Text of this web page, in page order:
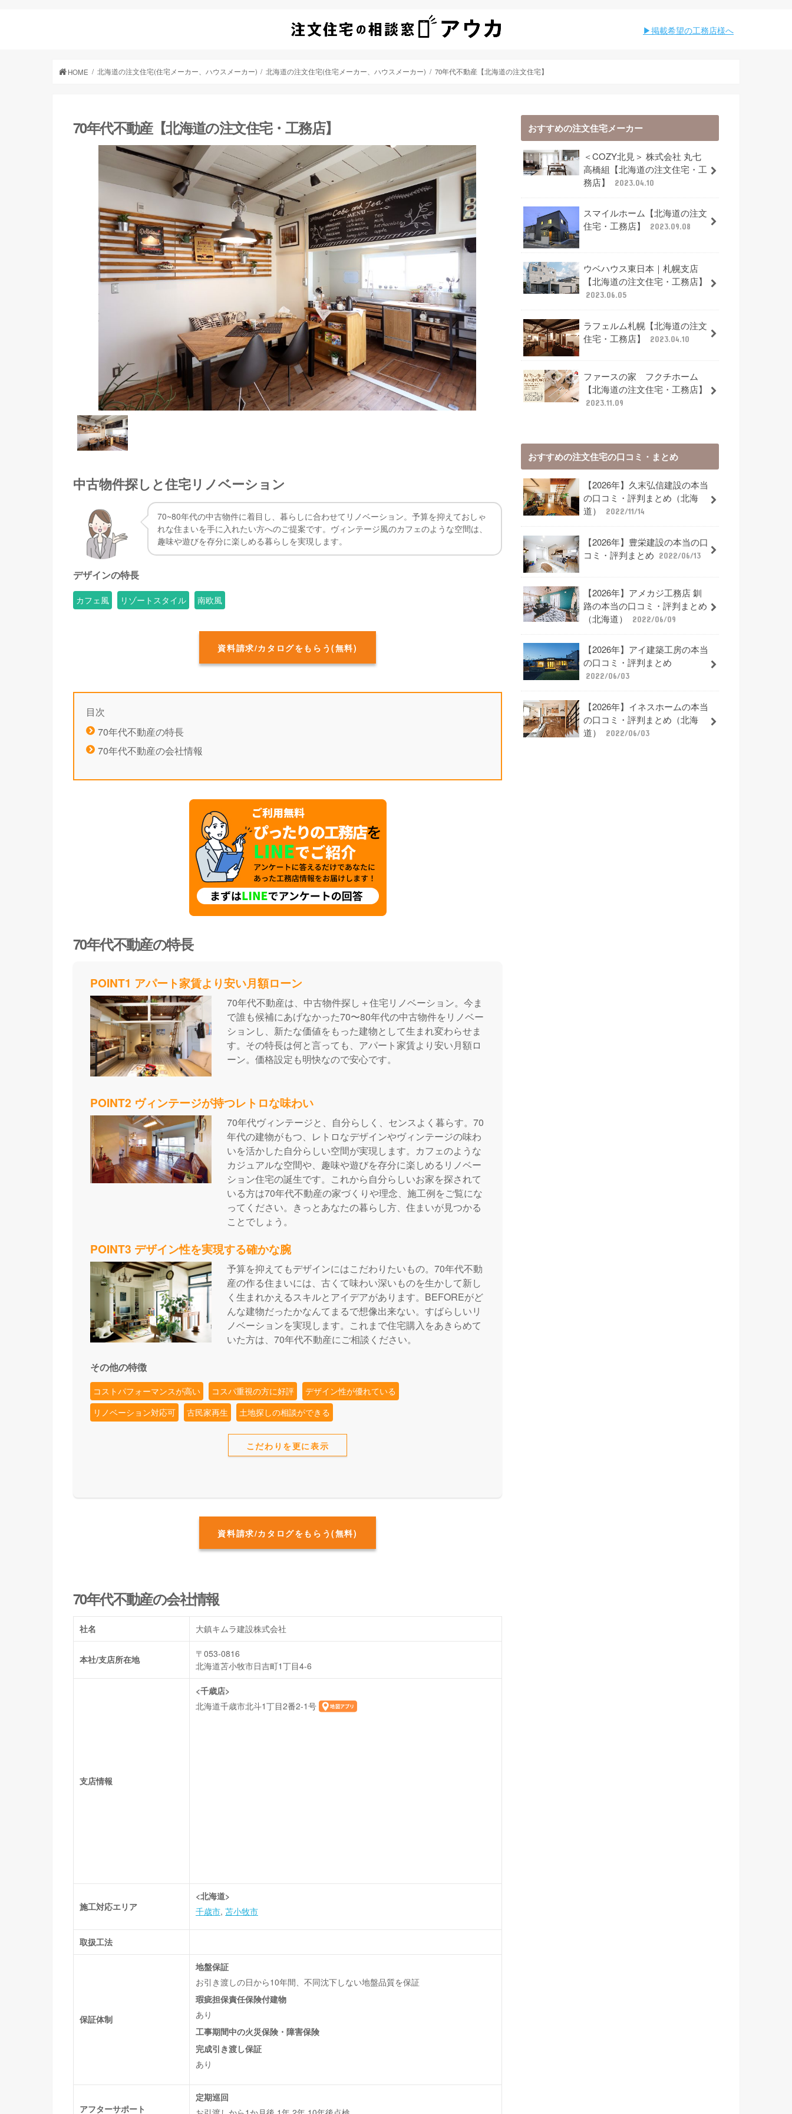
︎︎掲載希望の工務店様へ
HOME 北海道の注文住宅(住宅メーカー、ハウスメーカー) 北海道の注文住宅(住宅メーカー、ハウスメーカー) 70年代不動産【北海道の注文住宅】
70年代不動産【北海道の注文住宅・工務店】
中古物件探しと住宅リノベーション
70~80年代の中古物件に着目し、暮らしに合わせてリノベーション。予算を抑えておしゃ
れな住まいを手に入れたい方へのご提案です。ヴィンテージ風のカフェのような空間は、
趣味や遊びを存分に楽しめる暮らしを実現します。
デザインの特長
カフェ風 リゾートスタイル 南欧風
資料請求/カタログをもらう(無料)
目次
70年代不動産の特長
70年代不動産の会社情報
70年代不動産の特長
POINT1 アパート家賃より安い月額ローン
70年代不動産は、中古物件探し＋住宅リノベーション。今ま
で誰も候補にあげなかった70〜80年代の中古物件をリノベー
ションし、新たな価値をもった建物として生まれ変わらせま
す。その特長は何と言っても、アパート家賃より安い月額ロ
ーン。価格設定も明快なので安心です。
POINT2 ヴィンテージが持つレトロな味わい
70年代ヴィンテージと、自分らしく、センスよく暮らす。70
年代の建物がもつ、レトロなデザインやヴィンテージの味わ
いを活かした自分らしい空間が実現します。カフェのような
カジュアルな空間や、趣味や遊びを存分に楽しめるリノベー
ション住宅の誕生です。これから自分らしいお家を探されて
いる方は70年代不動産の家づくりや理念、施工例をご覧にな
ってください。きっとあなたの暮らし方、住まいが見つかる
ことでしょう。
POINT3 デザイン性を実現する確かな腕
予算を抑えてもデザインにはこだわりたいもの。70年代不動
産の作る住まいには、古くて味わい深いものを生かして新し
く生まれかえるスキルとアイデアがあります。BEFOREがど
んな建物だったかなんてまるで想像出来ない。すばらしいリ
ノベーションを実現します。これまで住宅購入をあきらめて
いた方は、70年代不動産にご相談ください。
その他の特徴
コストパフォーマンスが高い コスパ重視の方に好評
デザイン性が優れている
リノベーション対応可
古民家再生 土地探しの相談ができる
こだわりを更に表示
資料請求/カタログをもらう(無料)
70年代不動産の会社情報
社名 大鎮キムラ建設株式会社
本社/支店所在地
〒053-0816
北海道苫小牧市日吉町1丁目4-6
支店情報
<千歳店>
北海道千歳市北斗1丁目2番2-1号
施工対応エリア
<北海道>
千歳市 苫小牧市
取扱工法
保証体制
地盤保証
お引き渡しの日から10年間、不同沈下しない地盤品質を保証
瑕疵担保責任保険付建物
あり
工事期間中の火災保険・障害保険
完成引き渡し保証
あり
アフターサポート
定期巡回
おすすめの注文住宅メーカー
＜COZY北見＞ 株式会社 丸七
高橋組【北海道の注文住宅・工
務店】
2023.04.10
スマイルホーム【北海道の注文
住宅・工務店】
2023.09.08
ウベハウス東日本｜札幌支店
【北海道の注文住宅・工務店】
2023.06.05
ラフェルム札幌【北海道の注文
住宅・工務店】
2023.04.10
ファースの家 フクチホーム
【北海道の注文住宅・工務店】
2023.11.09
おすすめの注文住宅の口コミ・まとめ
【2026年】久末弘信建設の本当
の口コミ・評判まとめ（北海
道）
2022/11/14
【2026年】豊栄建設の本当の口
コミ・評判まとめ
2022/06/13
【2026年】アメカジ工務店 釧
路の本当の口コミ・評判まとめ
（北海道）
2022/06/09
【2026年】アイ建築工房の本当
の口コミ・評判まとめ
2022/06/03
【2026年】イネスホームの本当
の口コミ・評判まとめ（北海
道）
2022/06/03